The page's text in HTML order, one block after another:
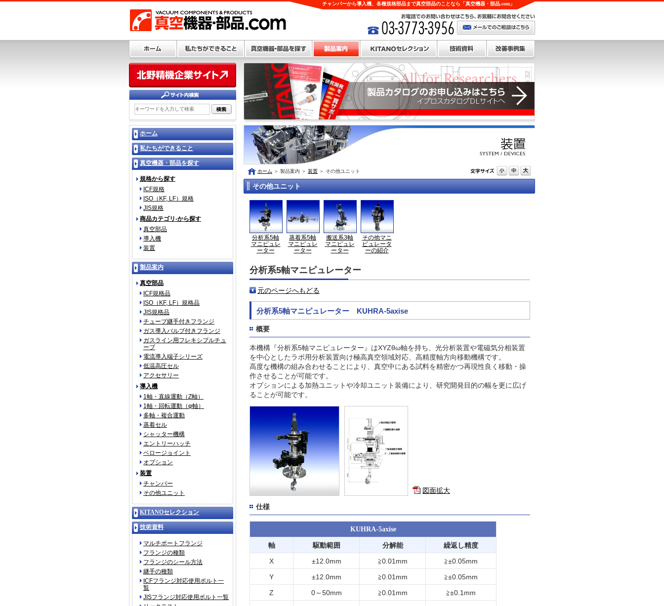
チャンバーから導入機、各種規格部品まで真空部品のことなら「真空機器・部品.com」
ホーム
私たちができること
真空機器・部品を探す
規格から探す
ICF規格
ISO（KF, LF）規格
JIS規格
商品カテゴリ-から探す
真空部品
導入機
装置
製品案内
真空部品
ICF規格品
ISO（KF, LF）規格品
JIS規格品
チューブ継手付きフランジ
ガス導入バルブ付きフランジ
ガスライン用フレキシブルチュ
ーブ
電流導入端子シリーズ
低温高圧セル
アクセサリー
導入機
1軸・直線運動（Z軸）
1軸・回転運動（φ軸）
多軸・複合運動
蒸着セル
シャッター機構
エントリーハッチ
ベロージョイント
オプション
装置
チャンバー
その他ユニット
KITANOセレクション
技術資料
マルチポートフランジ
フランジの種類
フランジのシール方法
継手の種類
ICFフランジ対応使用ボルト一
覧
JISフランジ対応使用ボルト一覧
ホーム ＞ 製品案内 ＞ 装置 ＞ その他ユニット
その他ユニット
分析系5軸
マニピュレ
ーター
蒸着系5軸
マニピュレ
ーター
搬送系3軸
マニピュレ
ーター
その他マニ
ピュレータ
ーの紹介
分析系5軸マニピュレーター
元のページへもどる
分析系5軸マニピュレーター KUHRA-5axise
概要
本機構『分析系5軸マニピュレーター』はXYZθω軸を持ち、光分析装置や電磁気分相装置
を中心としたラボ用分析装置向け極高真空領域対応、高精度軸方向移動機構です。
高度な機構の組み合わせることにより、真空中にある試料を精密かつ再現性良く移動・操
作させることが可能です。
オプションによる加熱ユニットや冷却ユニット装備により、研究開発目的の幅を更に広げ
ることが可能です。
図面拡大
仕様
KUHRA-5axise
軸 駆動範囲 分解能 繰返し精度
X ±12.0mm ≧0.01mm ≧±0.05mm
Y ±12.0mm ≧0.01mm ≧±0.05mm
Z 0～50mm ≧0.01mm ≧±0.1mm